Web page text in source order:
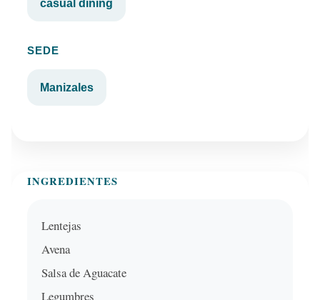
casual dining
SEDE
Manizales
INGREDIENTES
Lentejas
Avena
Salsa de Aguacate
Legumbres